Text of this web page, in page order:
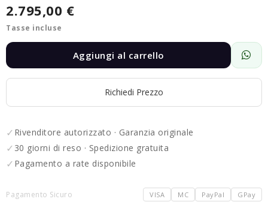
2.795,00 €
Tasse incluse
Aggiungi al carrello
Richiedi Prezzo
✓ Rivenditore autorizzato · Garanzia originale
✓ 30 giorni di reso · Spedizione gratuita
✓ Pagamento a rate disponibile
Pagamento Sicuro VISA MC PayPal GPay